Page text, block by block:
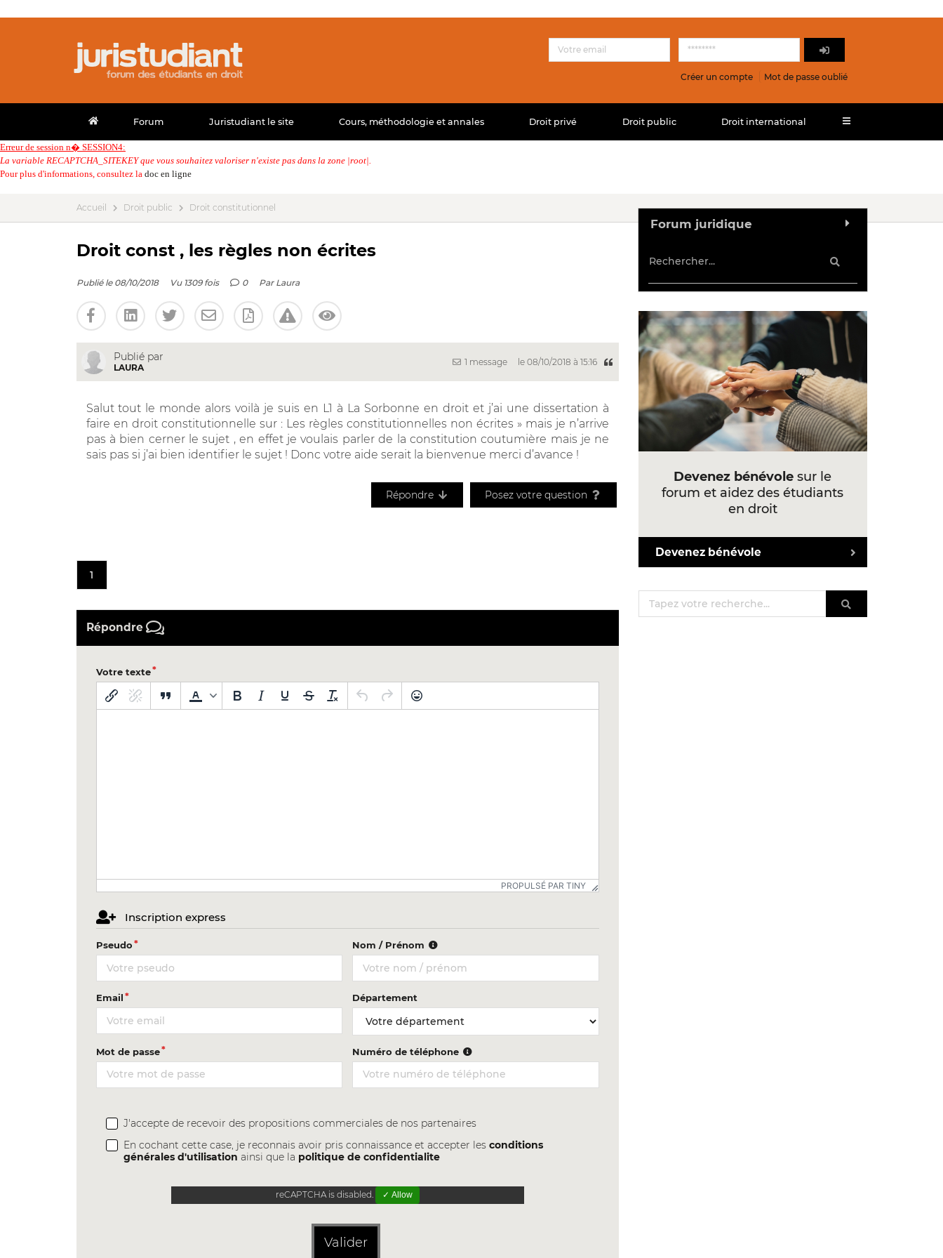
Créer un compte Mot de passe oublié
Forum Juristudiant le site Cours, méthodologie et annales Droit privé Droit public Droit international
Erreur de session n� SESSION4:
La variable RECAPTCHA_SITEKEY que vous souhaitez valoriser n'existe pas dans la zone |root|.
Pour plus d'informations, consultez la doc en ligne
Accueil Droit public Droit constitutionnel
Droit const , les règles non écrites
Publié le 08/10/2018 Vu 1309 fois 0 Par Laura
Publié par
LAURA
1 message le 08/10/2018 à 15:16
Salut tout le monde alors voilà je suis en L1 à La Sorbonne en droit et j’ai une dissertation à
faire en droit constitutionnelle sur : Les règles constitutionnelles non écrites » mais je n’arrive
pas à bien cerner le sujet , en effet je voulais parler de la constitution coutumière mais je ne
sais pas si j’ai bien identifier le sujet ! Donc votre aide serait la bienvenue merci d’avance !
Répondre Posez votre question
1
Répondre
Votre texte
PROPULSÉ PAR TINY
Inscription express
Pseudo Nom / Prénom
Email Département
Mot de passe Numéro de téléphone
J'accepte de recevoir des propositions commerciales de nos partenaires
En cochant cette case, je reconnais avoir pris connaissance et accepter lesconditions
générales d'utilisation ainsi que la politique de confidentialite
reCAPTCHA is disabled. ✓ Allow
Valider
Forum juridique
Devenez bénévole sur le
forum et aidez des étudiants
en droit
Devenez bénévole